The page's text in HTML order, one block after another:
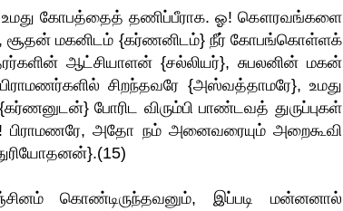
உமது கோபத்தைத் தணிப்பீராக. ஓ! கௌரவங்களை
சூதன் மகனிடம் {கர்ணனிடம்} நீர் கோபங்கொள்ளக்
ஆட்சியாளன் {சல்லியர்}, சுபலனின் மகன்
சிறந்தவரே {அஸ்வத்தாமரே}, உமது
போரிட விரும்பி பாண்டவத் துருப்புகள்
அதோ நம் அனைவரையும் அறைகூவி
கொண்டிருந்தவனும், இப்படி மன்னனால்